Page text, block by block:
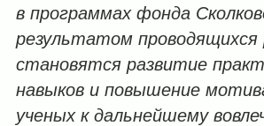
в программах фонда
результатом
становятся развитие
навыков и повышение
ученых к дальнейшему